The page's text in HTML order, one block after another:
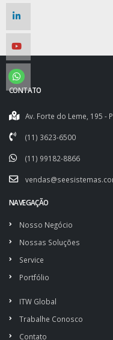
CONTATO
Av. Forte do Leme, 195 -
(11) 3623-6500
(11) 99182-8866
NAVEGAÇÃO
Nosso Negócio
Nossas Soluções
Service
Portfólio
ITW Global
Trabalhe Conosco
Contato